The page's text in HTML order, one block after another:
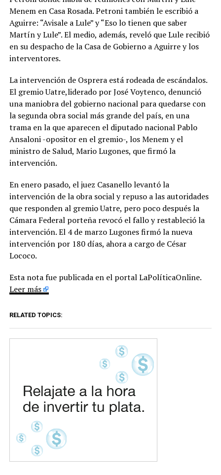
Menem en Casa Rosada. Petroni también le escribió a
Aguirre: “Avisale a Lule” y “Eso lo tienen que saber
Martín y Lule”. El medio, además, reveló que Lule recibió
en su despacho de la Casa de Gobierno a Aguirre y los
interventores.
La intervención de Osprera está rodeada de escándalos.
El gremio Uatre,liderado por José Voytenco, denunció
una maniobra del gobierno nacional para quedarse con
la segunda obra social más grande del país, en una
trama en la que aparecen el diputado nacional Pablo
Ansaloni -opositor en el gremio-, los Menem y el
ministro de Salud, Mario Lugones, que firmó la
intervención.
En enero pasado, el juez Casanello levantó la
intervención de la obra social y repuso a las autoridades
que responden al gremio Uatre, pero poco después la
Cámara Federal porteña revocó el fallo y restableció la
intervención. El 4 de marzo Lugones firmó la nueva
intervención por 180 días, ahora a cargo de César
Lococo.
Esta nota fue publicada en el portal LaPolíticaOnline.
Leer más
RELATED TOPICS: